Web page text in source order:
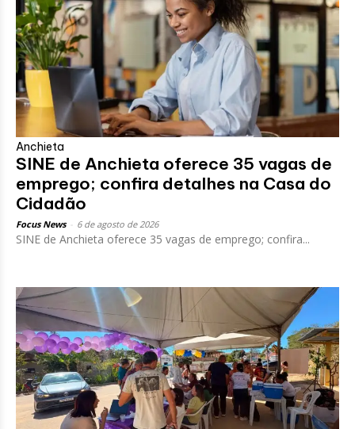
Anchieta
SINE de Anchieta oferece 35 vagas de
emprego; confira detalhes na Casa do
Cidadão
Focus News 6 de agosto de 2026
SINE de Anchieta oferece 35 vagas de emprego; confira...